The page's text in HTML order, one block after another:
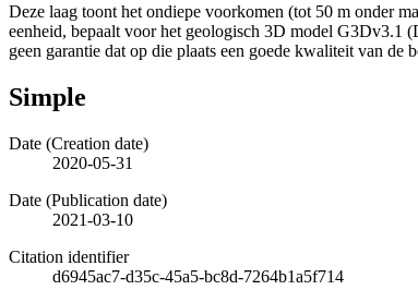
Deze laag toont het ondiepe voorkomen (tot 50 m onder
eenheid, bepaalt voor het geologisch 3D model G3Dv3.1
geen garantie dat op die plaats een goede kwaliteit van de
Simple
Date (Creation date)
2020-05-31
Date (Publication date)
2021-03-10
Citation identifier
d6945ac7-d35c-45a5-bc8d-7264b1a5f714